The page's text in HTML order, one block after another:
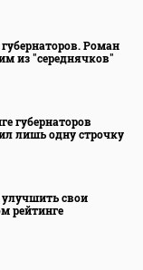
Роман
из "середнячков"
губернаторов
лишь одну строчку
улучшить свои
рейтинге